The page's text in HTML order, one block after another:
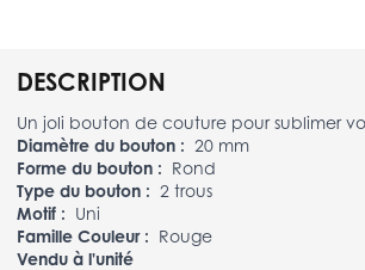
DESCRIPTION
Un joli bouton de couture pour sublimer
Diamètre du bouton : 20 mm
Forme du bouton : Rond
Type du bouton : 2 trous
Motif : Uni
Famille Couleur : Rouge
Vendu à l'unité